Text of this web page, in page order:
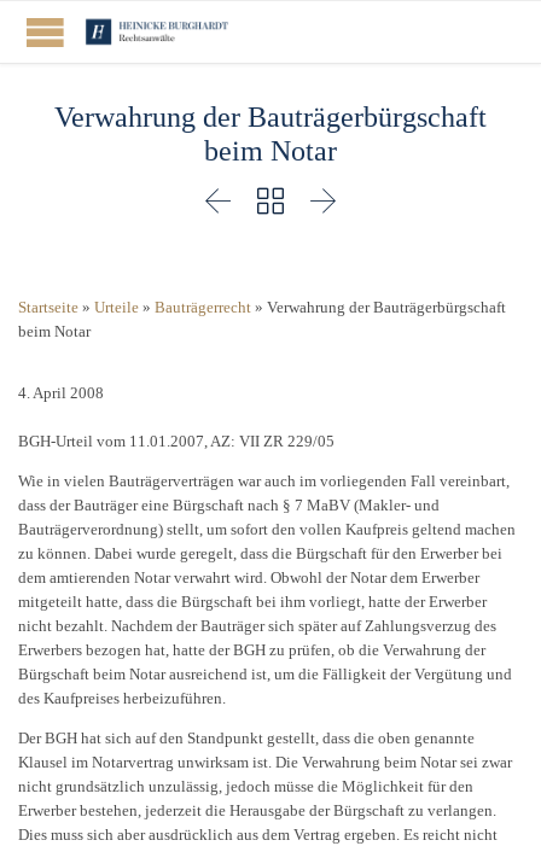
Verwahrung der Bauträgerbürgschaft
beim Notar
  
Startseite » Urteile » Bauträgerrecht » Verwahrung der Bauträgerbürgschaft
beim Notar
4. April 2008
BGH-Urteil vom 11.01.2007, AZ: VII ZR 229/05
Wie in vielen Bauträgerverträgen war auch im vorliegenden Fall vereinbart,
dass der Bauträger eine Bürgschaft nach § 7 MaBV (Makler- und
Bauträgerverordnung) stellt, um sofort den vollen Kaufpreis geltend machen
zu können. Dabei wurde geregelt, dass die Bürgschaft für den Erwerber bei
dem amtierenden Notar verwahrt wird. Obwohl der Notar dem Erwerber
mitgeteilt hatte, dass die Bürgschaft bei ihm vorliegt, hatte der Erwerber
nicht bezahlt. Nachdem der Bauträger sich später auf Zahlungsverzug des
Erwerbers bezogen hat, hatte der BGH zu prüfen, ob die Verwahrung der
Bürgschaft beim Notar ausreichend ist, um die Fälligkeit der Vergütung und
des Kaufpreises herbeizuführen.
Der BGH hat sich auf den Standpunkt gestellt, dass die oben genannte
Klausel im Notarvertrag unwirksam ist. Die Verwahrung beim Notar sei zwar
nicht grundsätzlich unzulässig, jedoch müsse die Möglichkeit für den
Erwerber bestehen, jederzeit die Herausgabe der Bürgschaft zu verlangen.
Dies muss sich aber ausdrücklich aus dem Vertrag ergeben. Es reicht nicht